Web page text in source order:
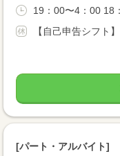
19：00〜4：00 18
【自己申告シフト
[パート・アルバイト]